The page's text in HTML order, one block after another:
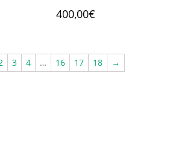
400,00€
3 4 … 16 17 18 →